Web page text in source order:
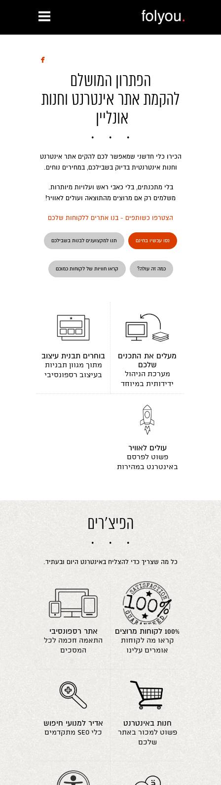

הפתרון המושלם
להקמת אתר אינטרנט וחנות
אונליין
הכירו כלי חדשני שמאפשר לכם להקים אתר אינטרנט
וחנות אינטרנטית בדיוק בשבילכם, במחירים נוחים.
בלי מתכנתים, בלי כאבי ראש ועלויות מיותרות.
משלמים רק אם מרוצים מהתוצאה ועולים לאוויר!
הצטרפו כשותפים - בנו אתרים ללקוחות שלכם
נסו עכשיו בחינם תנו למקצוענים לבנות בשבילכם
כמה זה עולה? קראו חוויות של לקוחות כמוכם
מעלים את התכנים
שלכם
מערכת הניהול
ידידותית במיוחד
בוחרים תבנית עיצוב
מתוך מגוון תבניות
בעיצוב רספונסיבי
עולים לאוויר
פשוט לפרסם
באינטרנט במהירות
הפיצ'רים
כל מה שצריך כדי להצליח באינטרנט היום ובעתיד.
100% לקוחות מרוצים
קראו מה לקוחות
אומרים עלינו
אתר רספונסיבי
התאמה חכמה לכל
המסכים
חנות באינטרנט
פשוט למכור באתר
שלכם
אדיר למנועי חיפוש
כלי seo מתקדמים